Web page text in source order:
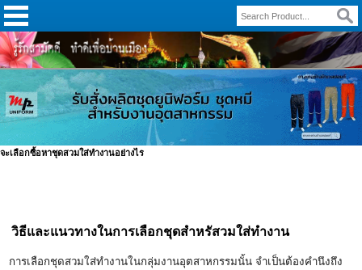
จะเลือกซื้อหาชุดสวมใส่ทำงานอย่างไร
วิธีและแนวทางในการเลือกชุดสำหรัสวมใส่ทำงาน
การเลือกชุดสวมใส่ทำงานในกลุ่มงานอุตสาหกรรมนั้น จำเป็นต้องคำนึงถึง